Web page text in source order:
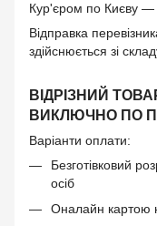
Кур'єром по Києву —
Відправка
здійснюється зі
ВІДРІЗНИЙ
ВИКЛЮЧНО ПО
Варіанти оплати:
Безготівковий
осіб
Оналайн картою